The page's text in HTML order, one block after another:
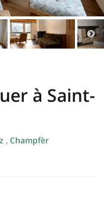
à Saint-
, Champfèr